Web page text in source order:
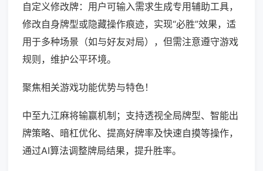
自定义修改牌：用户可输入需求生成专用辅助工具，
修改自身牌型或隐藏操作痕迹，实现“必胜”效果，适
用于多种场景（如与好友对局），但需注意遵守游戏
规则，维护公平环境。
聚焦相关游戏功能优势与特色！
中至九江麻将输赢机制；支持透视全局牌型、智能出
牌策略、暗杠优化、提高好牌率及快速自摸等操作，
通过AI算法调整牌局结果，提升胜率。